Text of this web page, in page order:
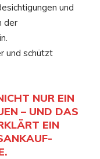
und
der
und schützt
NUR EIN
– UND DAS
EIN
.